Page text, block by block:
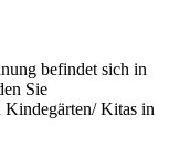
befindet sich in
Sie
Kitas in